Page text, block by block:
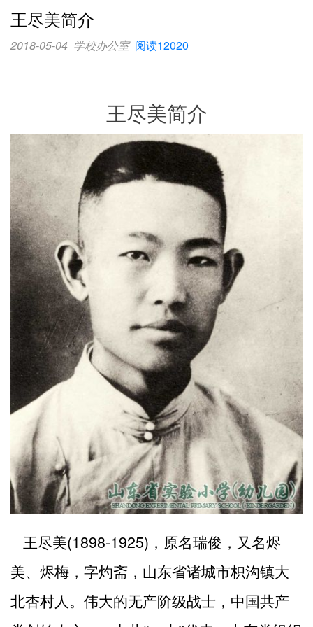
王尽美​简介
2018-05-04 学校办公室 阅读12020
王尽美简介
王尽美(1898-1925) ，原名瑞俊，又名烬
美、烬梅，字灼斋，山东省诸城市枳沟镇大
北杏村人。伟大的无产阶级战士，中国共产